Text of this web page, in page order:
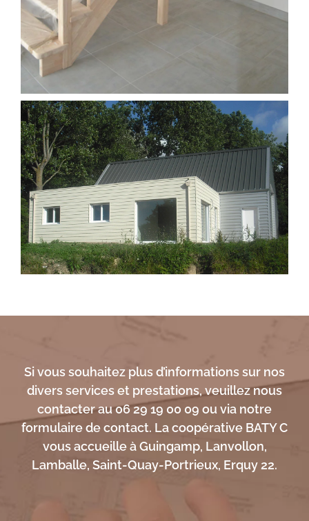
Si vous souhaitez plus d’informations sur nos
divers services et prestations, veuillez nous
contacter au 06 29 19 00 09 ou via notre
formulaire de contact. La coopérative BATY C
vous accueille à Guingamp, Lanvollon,
Lamballe, Saint-Quay-Portrieux, Erquy 22.